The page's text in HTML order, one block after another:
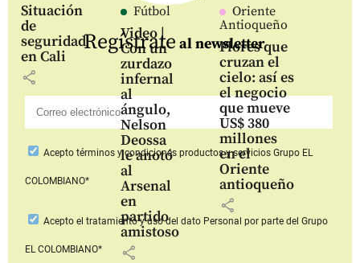
Situación
de
seguridad
en Cali
share
Fútbol
Video |
Con un
zurdazo
infernal
al
ángulo,
Nelson
Deossa
le anotó
al
Arsenal
en
partido
amistoso
share
Oriente
Antioqueño
Flores que
cruzan el
cielo: así es
el negocio
que mueve
US$ 380
millones
en el
Oriente
antioqueño
share
Regístrate al newsletter
Aceptotérminos y condiciones productos y serviciosGrupo EL
COLOMBIANO*
Acepto el tratamiento y uso del dato Personal por parte del Grupo
EL COLOMBIANO*